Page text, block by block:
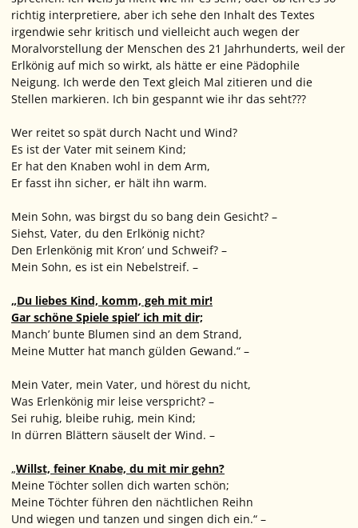
richtig interpretiere, aber ich sehe den Inhalt des Textes
irgendwie sehr kritisch und vielleicht auch wegen der
Moralvorstellung der Menschen des 21 Jahrhunderts, weil der
Erlkönig auf mich so wirkt, als hätte er eine Pädophile
Neigung. Ich werde den Text gleich Mal zitieren und die
Stellen markieren. Ich bin gespannt wie ihr das seht???
Wer reitet so spät durch Nacht und Wind?
Es ist der Vater mit seinem Kind;
Er hat den Knaben wohl in dem Arm,
Er fasst ihn sicher, er hält ihn warm.
Mein Sohn, was birgst du so bang dein Gesicht? –
Siehst, Vater, du den Erlkönig nicht?
Den Erlenkönig mit Kron’ und Schweif? –
Mein Sohn, es ist ein Nebelstreif. –
„Du liebes Kind, komm, geh mit mir!
Gar schöne Spiele spiel’ ich mit dir;
Manch’ bunte Blumen sind an dem Strand,
Meine Mutter hat manch gülden Gewand.“ –
Mein Vater, mein Vater, und hörest du nicht,
Was Erlenkönig mir leise verspricht? –
Sei ruhig, bleibe ruhig, mein Kind;
In dürren Blättern säuselt der Wind. –
„Willst, feiner Knabe, du mit mir gehn?
Meine Töchter sollen dich warten schön;
Meine Töchter führen den nächtlichen Reihn
Und wiegen und tanzen und singen dich ein.“ –